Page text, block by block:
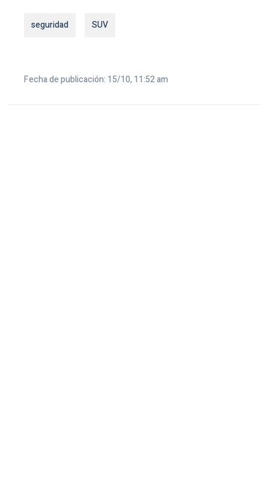
seguridad SUV
Fecha de publicación: 15/10, 11:52 am